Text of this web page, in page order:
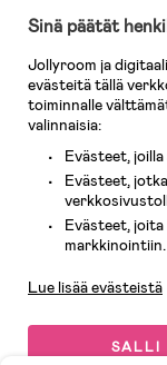
vaatteet vauvoille ja
lastentarvikkeita sekä
KidKraft, Ergobaby,
Tervetuloa
verkkokauppaan!
Sinä päätät
Jollyroom ja
evästeitä tällä
toiminnalle
valinnaisia:
Evästeet,
Evästeet,
Evästeet,
markkinointiin.
Lue lisää evästeistä
SALLI